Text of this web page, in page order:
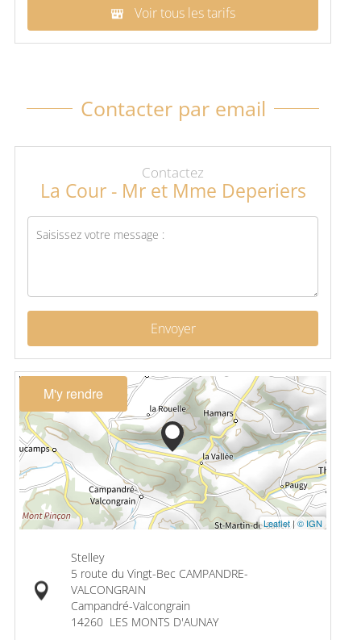
Voir tous les tarifs
Contacter par email
Contactez
La Cour - Mr et Mme Deperiers
Envoyer
M'y rendre
Leaflet | © IGN
Stelley
5 route du Vingt-Bec CAMPANDRE-
VALCONGRAIN
Campandré-Valcongrain
14260 LES MONTS D'AUNAY